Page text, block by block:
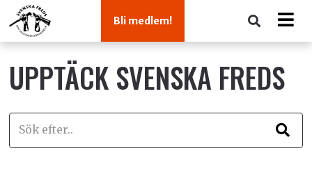
Bli medlem!
UPPTÄCK SVENSKA FREDS